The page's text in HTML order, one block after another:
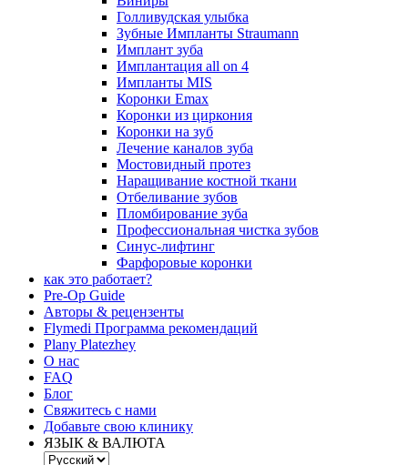
Голливудская улыбка
Зубные Импланты Straumann
Имплант зуба
Имплантация all on 4
Импланты MIS
Коронки Emax
Коронки из циркония
Коронки на зуб
Лечение каналов зуба
Мостовидный протез
Наращивание костной ткани
Отбеливание зубов
Пломбирование зуба
Профессиональная чистка зубов
Синус-лифтинг
Фарфоровые коронки
как это работает?
Pre-Op Guide
Авторы & рецензенты
Flymedi Программа рекомендаций
Plany Platezhey
О нас
FAQ
Блог
Свяжитесь с нами
Добавьте свою клинику
ЯЗЫК & ВАЛЮТА